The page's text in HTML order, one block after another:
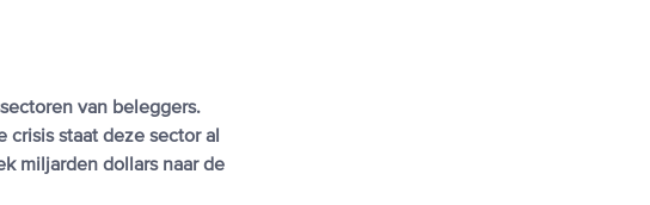
van beleggers.
staat deze sector al
miljarden dollars naar de